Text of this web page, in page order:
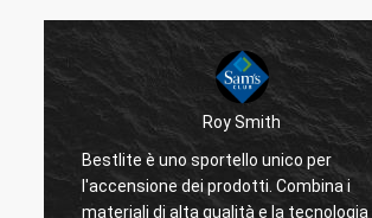
Roy Smith
Bestlite è uno sportello unico per
l'accensione dei prodotti. Combina i
materiali di alta qualità e la tecnologia